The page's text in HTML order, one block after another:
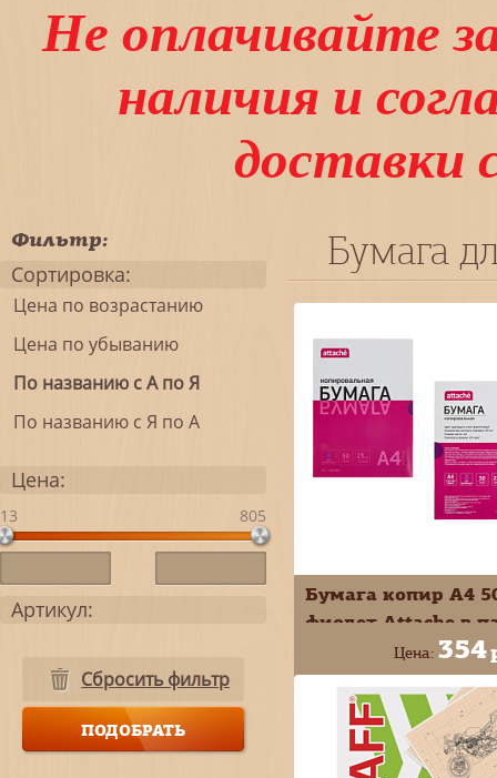
Не оплачивайте
наличия и
доставки
Фильтр:
Сортировка:
Цена по возрастанию
Цена по убыванию
По названию с А по Я
По названию с Я по А
Цена:
13 805
Артикул:
Сбросить фильтр
Бумага
Бумага копир А4
фиолет Attache в
Цена: 354
+
-
В